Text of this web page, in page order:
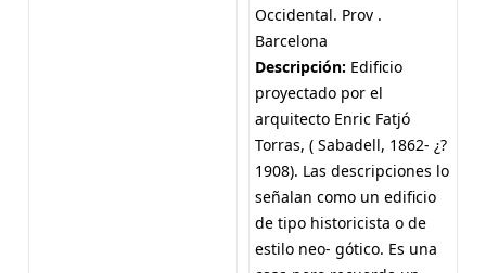
Occidental. Prov .
Barcelona
Descripción: Edificio
proyectado por el
arquitecto Enric Fatjó
Torras, ( Sabadell, 1862- ¿?
1908). Las descripciones lo
señalan como un edificio
de tipo historicista o de
estilo neo- gótico. Es una